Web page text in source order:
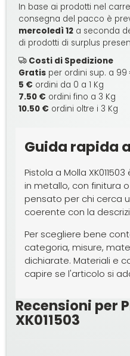
In base ai prodotti nel
consegna del pacco è
mercoledì 12 a seconda
di prodotti di surplus
Costi di Spedizione
Gratis per ordini sup. a 99
5 € ordini da 0 a 1 Kg
7.50 € ordini fino a 3 Kg
10.50 € ordini oltre i 3 Kg
Guida rapida
Pistola a Molla
in metallo, con finitura
pensato per chi cerca
coerente con la
Per scegliere bene
categoria, misure,
dichiarate. Materiali e
capire se l'articolo si
Recensioni per
XK011503